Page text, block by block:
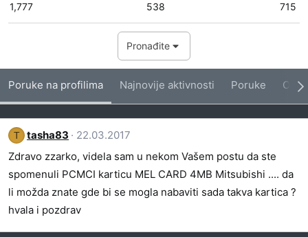
1,777 538 715
Pronađite
Poruke na profilima Najnovije aktivnosti Poruke O
T tasha83
22.03.2017
Zdravo zzarko, videla sam u nekom Vašem postu da ste
spomenuli PCMCI karticu MEL CARD 4MB Mitsubishi .... da
li možda znate gde bi se mogla nabaviti sada takva kartica ?
hvala i pozdrav